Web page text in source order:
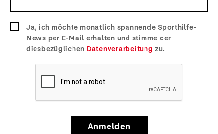
Ja, ich möchte monatlich spannende Sporthilfe-
News per E-Mail erhalten und stimme der
diesbezüglichen Datenverarbeitung zu.
Anmelden